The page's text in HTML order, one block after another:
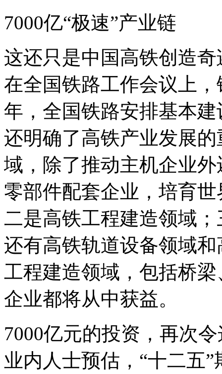
7000亿“极速”产业链
这还只是中国高铁创造
在全国铁路工作会议上
年，全国铁路安排基本
还明确了高铁产业发展
域，除了推动主机企业
零部件配套企业，培育
二是高铁工程建造领域
还有高铁轨道设备领域
工程建造领域，包括桥
企业都将从中获益。
7000亿元的投资，再次
业内人士预估，“十二五